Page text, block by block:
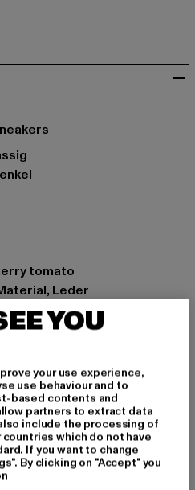
tomato
Leder
|service@puma.com
| DE
YOU
your use experience,
use behaviour and to
based contents and
partners to extract data
include the processing of
which do not have
If you want to change
By clicking on "Accept" you